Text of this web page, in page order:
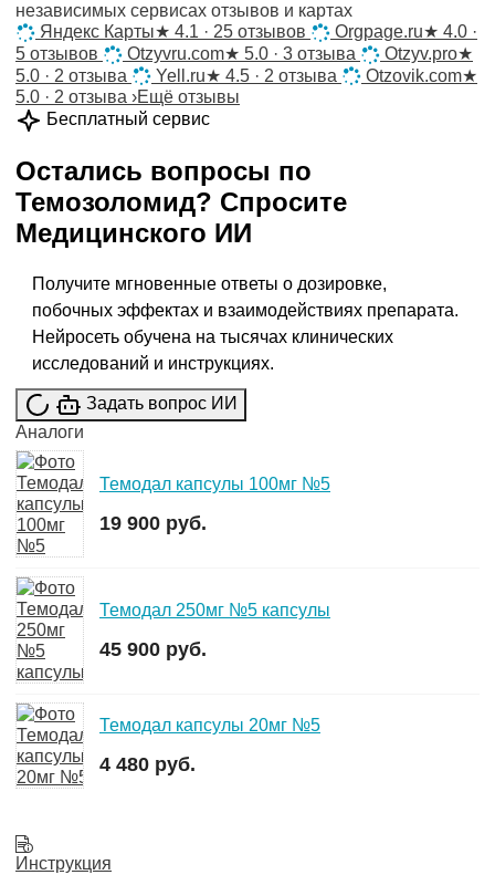
независимых сервисах отзывов и картах
Яндекс Карты★ 4.1 · 25 отзывов Orgpage.ru★ 4.0 ·
5 отзывов
Otzyvru.com★ 5.0 · 3 отзыва Otzyv.pro★
5.0 · 2 отзыва
Yell.ru★ 4.5 · 2 отзыва Otzovik.com★
5.0 · 2 отзыва ›Ещё отзывы
Бесплатный сервис
Остались вопросы по
Темозоломид? Спросите
Медицинского ИИ
Получите мгновенные ответы о дозировке,
побочных эффектах и взаимодействиях препарата.
Нейросеть обучена на тысячах клинических
исследований и инструкциях.
Задать вопрос ИИ
Аналоги
Темодал капсулы 100мг №5
19 900 руб.
Темодал 250мг №5 капсулы
45 900 руб.
Темодал капсулы 20мг №5
4 480 руб.
Инструкция